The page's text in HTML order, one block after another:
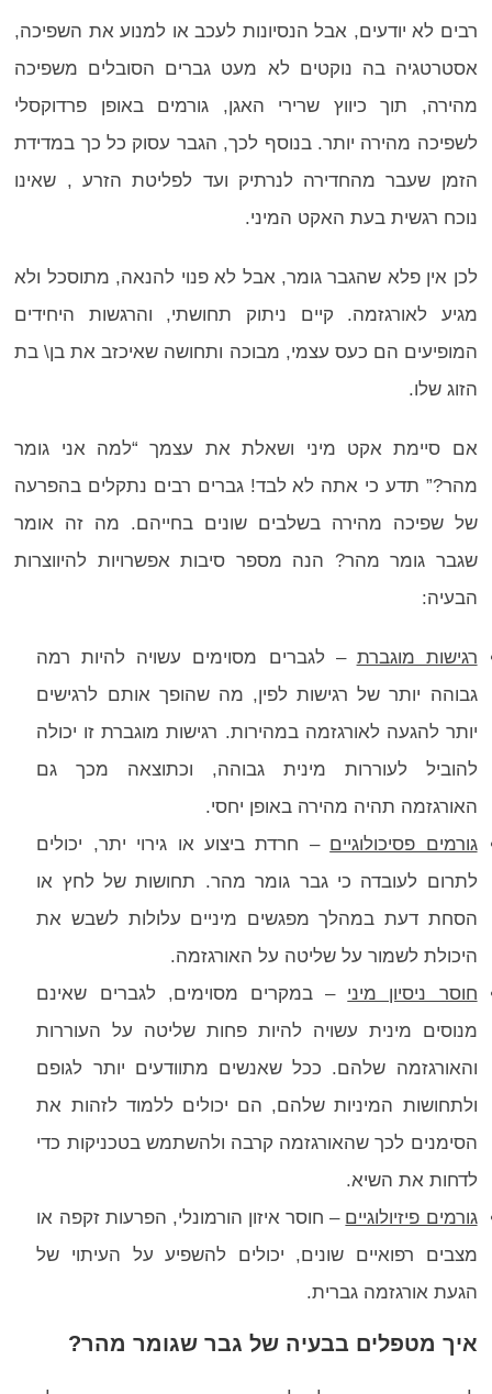
רבים לא יודעים, אבל הנסיונות לעכב או למנוע את השפיכה,
אסטרטגיה בה נוקטים לא מעט גברים הסובלים משפיכה
מהירה, תוך כיווץ שרירי האגן, גורמים באופן פרדוקסלי
לשפיכה מהירה יותר. בנוסף לכך, הגבר עסוק כל כך במדידת
הזמן שעבר מהחדירה לנרתיק ועד לפליטת הזרע , שאינו
נוכח רגשית בעת האקט המיני.
לכן אין פלא שהגבר גומר, אבל לא פנוי להנאה, מתוסכל ולא
מגיע לאורגזמה. קיים ניתוק תחושתי, והרגשות היחידים
המופיעים הם כעס עצמי, מבוכה ותחושה שאיכזב את בן\ בת
הזוג שלו.
אם סיימת אקט מיני ושאלת את עצמך “למה אני גומר
מהר?” תדע כי אתה לא לבד! גברים רבים נתקלים בהפרעה
של שפיכה מהירה בשלבים שונים בחייהם. מה זה אומר
שגבר גומר מהר? הנה מספר סיבות אפשרויות להיווצרות
הבעיה:
רגישות מוגברת – לגברים מסוימים עשויה להיות רמה
גבוהה יותר של רגישות לפין, מה שהופך אותם לרגישים
יותר להגעה לאורגזמה במהירות. רגישות מוגברת זו יכולה
להוביל לעוררות מינית גבוהה, וכתוצאה מכך גם
האורגזמה תהיה מהירה באופן יחסי.
גורמים פסיכולוגיים – חרדת ביצוע או גירוי יתר, יכולים
לתרום לעובדה כי גבר גומר מהר. תחושות של לחץ או
הסחת דעת במהלך מפגשים מיניים עלולות לשבש את
היכולת לשמור על שליטה על האורגזמה.
חוסר ניסיון מיני – במקרים מסוימים, לגברים שאינם
מנוסים מינית עשויה להיות פחות שליטה על העוררות
והאורגזמה שלהם. ככל שאנשים מתוודעים יותר לגופם
ולתחושות המיניות שלהם, הם יכולים ללמוד לזהות את
הסימנים לכך שהאורגזמה קרבה ולהשתמש בטכניקות כדי
לדחות את השיא.
גורמים פיזיולוגיים – חוסר איזון הורמונלי, הפרעות זקפה או
מצבים רפואיים שונים, יכולים להשפיע על העיתוי של
הגעת אורגזמה גברית.
איך מטפלים בבעיה של גבר שגומר מהר?